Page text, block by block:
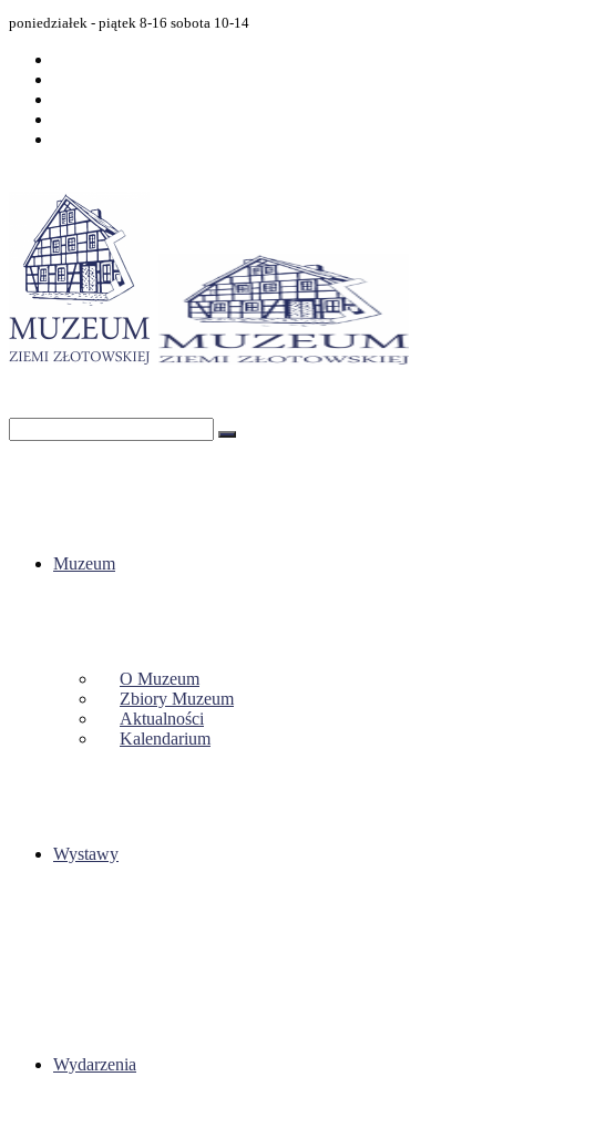
poniedziałek - piątek 8-16 sobota 10-14
Muzeum
O Muzeum
Zbiory Muzeum
Aktualności
Kalendarium
Wystawy
Wydarzenia